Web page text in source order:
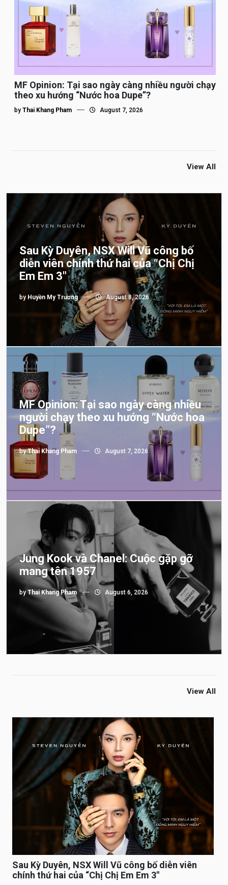
MF Opinion: Tại sao ngày càng nhiều người chạy
theo xu hướng “Nước hoa Dupe”?
by Thai Khang Pham August 7, 2026
View All
Sau Kỳ Duyên, NSX Will Vũ công bố
diễn viên chính thứ hai của “Chị Chị
Em Em 3″
by Huyền My Trương August 8, 2026
MF Opinion: Tại sao ngày càng nhiều
người chạy theo xu hướng “Nước hoa
Dupe”?
byThai Khang Pham August 7, 2026
Jung Kook và Chanel: Cuộc gặp gỡ
mang tên 1957
byThai Khang Pham August 6, 2026
View All
Sau Kỳ Duyên, NSX Will Vũ công bố diễn viên
chính thứ hai của “Chị Chị Em Em 3″